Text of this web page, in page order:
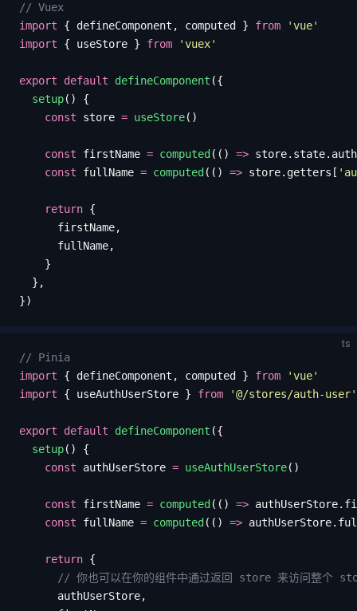
// Vuex
import { defineComponent , computed } from 'vue'
import { useStore } from 'vuex'
export default defineComponent ({
  setup
() {
    const
store = useStore()
    const
firstName = computed (() => store. state. auth
    const
fullName = computed (() => store. getters [ '
    return
{
      firstName
,
      fullName
,
    }
  },
})
ts
// Pinia
import { defineComponent , computed } from 'vue'
import { useAuthUserStore } from '@/stores/auth-user'
export default defineComponent ({
  setup
() {
    const
authUserStore = useAuthUserStore()
    const
firstName = computed (() => authUserStore.
    const
fullName = computed (() => authUserStore.
    return
{
// 你也可以在你的组件中通过返回 store 来访问整个
      authUserStore
,